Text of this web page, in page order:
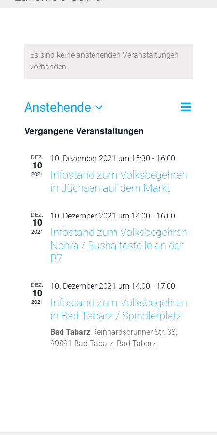
Corona-Politik
Unser Gesetzentwurf
Jetzt aktiv werden!
Es sind keine anstehenden Veranstaltungen
vorhanden.
Suche
Liste
Anstehende
wählen.
Vergangene Veranstaltungen
DEZ.
10
2021
10. Dezember 2021 um 15:30 - 16:00
Infostand zum Volksbegehren
in Jüchsen auf dem Markt
DEZ.
10
2021
10. Dezember 2021 um 14:00 - 16:00
Infostand zum Volksbegehren
Nohra / Bushaltestelle an der
B7
DEZ.
10
2021
10. Dezember 2021 um 14:00 - 17:00
Infostand zum Volksbegehren
in Bad Tabarz / Spindlerplatz
Bad Tabarz Reinhardsbrunner Str. 38,
99891 Bad Tabarz, Bad Tabarz